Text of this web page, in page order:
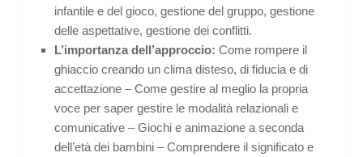
infantile e del gioco, gestione del gruppo, gestione
delle aspettative, gestione dei conflitti.
L’importanza dell’approccio: Come rompere il
ghiaccio creando un clima disteso, di fiducia e di
accettazione – Come gestire al meglio la propria
voce per saper gestire le modalità relazionali e
comunicative – Giochi e animazione a seconda
dell’età dei bambini – Comprendere il significato e